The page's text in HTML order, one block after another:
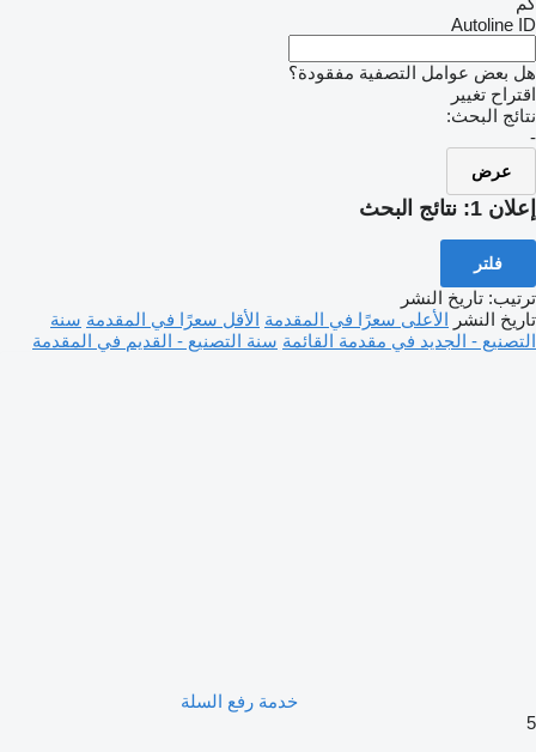
Autoline
بعض عوامل التصفية مفقودة؟
تغيير
البحث:
عرض
1: نتائج البحث
فلتر
: تاريخ النشر
النشر الأعلى سعرًا في المقدمة الأقل سعرًا في المقدمة سنة
- الجديد في مقدمة القائمة سنة التصنيع - القديم في المقدمة
خدمة رفع السلة